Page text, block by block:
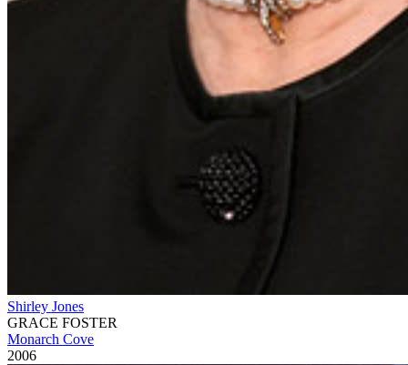
Shirley Jones
GRACE FOSTER
Monarch Cove
2006